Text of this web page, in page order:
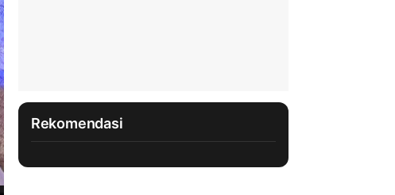
Rekomendasi